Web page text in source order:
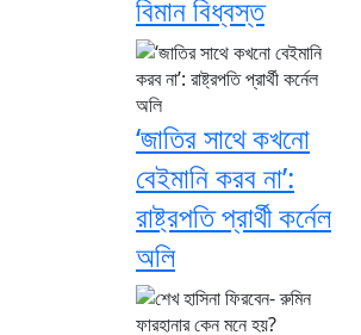
বিমান বিধ্বস্ত
‘জাতির সাথে কখনো
বেইমানি করব না’:
রাষ্ট্রপতি প্রার্থী কর্নেল
অলি